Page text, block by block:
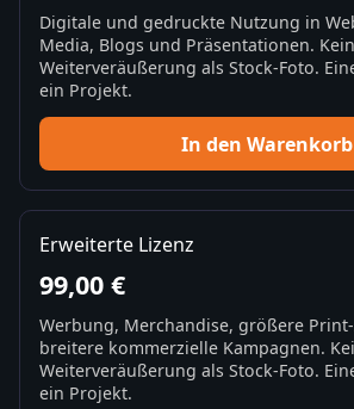
Digitale und gedruckte Nutzung in
Media, Blogs und Präsentationen.
Weiterveräußerung als Stock-Foto.
ein Projekt.
In den Warenkorb
Erweiterte Lizenz
99,00 €
Werbung, Merchandise, größere
breitere kommerzielle Kampagnen.
Weiterveräußerung als Stock-Foto.
ein Projekt.